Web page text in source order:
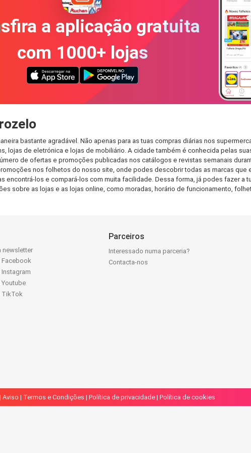
a aplicação gratuita
com 1000+ lojas
bastante agradável. Não apenas para as tuas compras diárias nos
lojas de eletrónica e lojas de mobiliário. A cidade também é conhecida pelas
de ofertas e promoções publicadas nos catálogos e revistas semanais
nos folhetos do nosso site, onde podes descobrir todas as marcas
los e compará-los com muita facilidade. Dessa forma, já podes fazer a
sobre as lojas e as lojas online, como moradas, horário de funcionamento,
newsletter
Facebook
TikTok
Parceiros
Interessado numa parceria?
Contacta-nos
Aviso | Termos e Condições | Política de privacidade | Política de cookies